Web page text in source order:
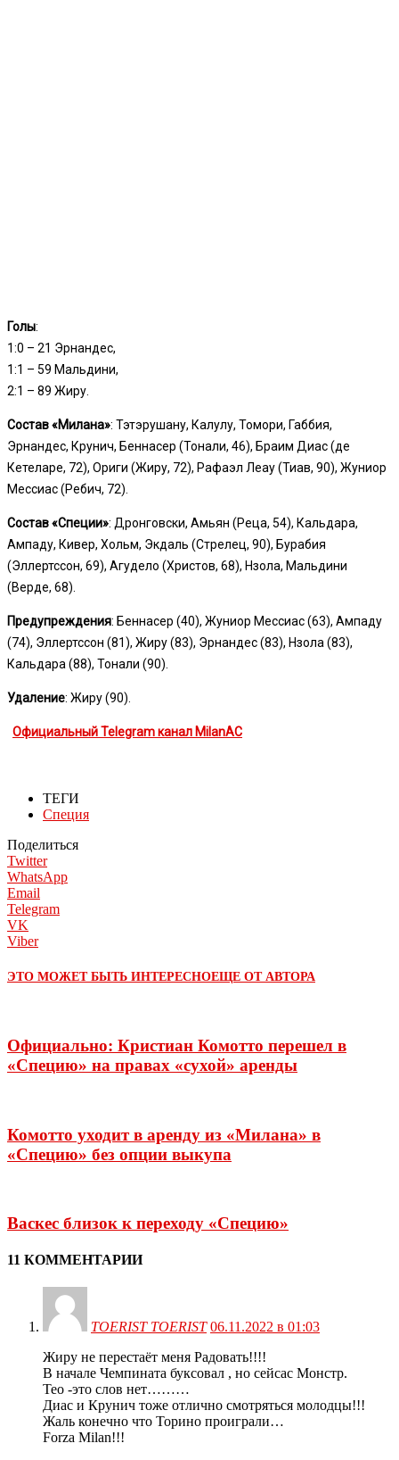
Голы:
1:0 – 21 Эрнандес,
1:1 – 59 Мальдини,
2:1 – 89 Жиру.
Состав «Милана»: Тэтэрушану, Калулу, Томори, Габбия,
Эрнандес, Крунич, Беннасер (Тонали, 46), Браим Диас (де
Кетеларе, 72), Ориги (Жиру, 72), Рафаэл Леау (Тиав, 90), Жуниор
Мессиас (Ребич, 72).
Состав «Специи»: Дронговски, Амьян (Реца, 54), Кальдара,
Ампаду, Кивер, Хольм, Экдаль (Стрелец, 90), Бурабия
(Эллертссон, 69), Агудело (Христов, 68), Нзола, Мальдини
(Верде, 68).
Предупреждения: Беннасер (40), Жуниор Мессиас (63), Ампаду
(74), Эллертссон (81), Жиру (83), Эрнандес (83), Нзола (83),
Кальдара (88), Тонали (90).
Удаление: Жиру (90).
Официальный Telegram канал MilanAC
ТЕГИ
Специя
Поделиться
Twitter
WhatsApp
Email
Telegram
VK
Viber
ЭТО МОЖЕТ БЫТЬ ИНТЕРЕСНОЕЩЕ ОТ АВТОРА
Официально: Кристиан Комотто перешел в
«Специю» на правах «сухой» аренды
Комотто уходит в аренду из «Милана» в
«Специю» без опции выкупа
Васкес близок к переходу «Специю»
11 КОММЕНТАРИИ
TOERIST TOERIST 06.11.2022 в 01:03
Жиру не перестаёт меня Радовать!!!!
В начале Чемпината буксовал , но сейсас Монстр.
Тео -это слов нет………
Диас и Крунич тоже отлично смотряться молодцы!!!
Жаль конечно что Торино проиграли…
Forza Milan!!!